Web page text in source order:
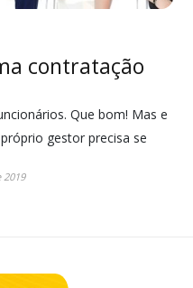
contratação
Que bom! Mas e
gestor precisa se
2019